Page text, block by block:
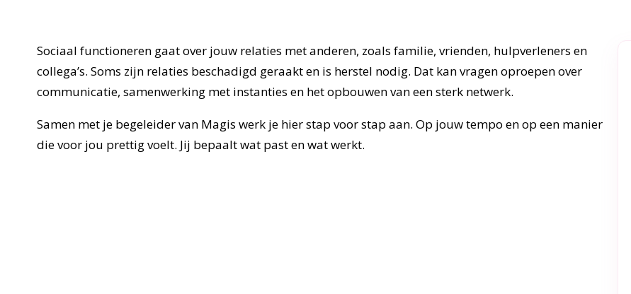
Sociaal functioneren gaat over jouw relaties met anderen, zoals familie, vrienden, hulpverleners en
collega’s. Soms zijn relaties beschadigd geraakt en is herstel nodig. Dat kan vragen oproepen over
communicatie, samenwerking met instanties en het opbouwen van een sterk netwerk.
Samen met je begeleider van Magis werk je hier stap voor stap aan. Op jouw tempo en op een manier
die voor jou prettig voelt. Jij bepaalt wat past en wat werkt.